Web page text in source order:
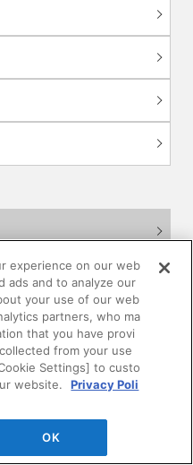
experience on our web
ads and to analyze our
your use of our web
partners, who ma
that you have provi
from your use
Settings] to custo
website.
Privacy Poli
OK